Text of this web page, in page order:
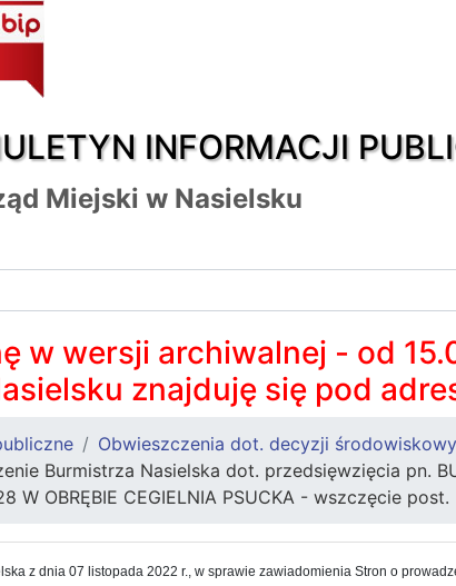
INFORMACJI
Miejski w Nasielsku
w wersji archiwalnej - od
znajduję się pod
Obwieszczenia dot. decyzji
Burmistrza Nasielska dot. przedsięwzięcia pn.
W OBRĘBIE CEGIELNIA PSUCKA - wszczęcie post.
z dnia 07 listopada 2022 r., w sprawie zawiadomienia Stron o